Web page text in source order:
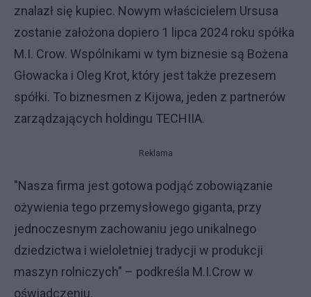
znalazł się kupiec. Nowym właścicielem Ursusa
zostanie założona dopiero 1 lipca 2024 roku spółka
M.I. Crow. Wspólnikami w tym biznesie są Bożena
Głowacka i Oleg Krot, który jest także prezesem
spółki. To biznesmen z Kijowa, jeden z partnerów
zarządzających holdingu TECHIIA.
Reklama
"Nasza firma jest gotowa podjąć zobowiązanie
ożywienia tego przemysłowego giganta, przy
jednoczesnym zachowaniu jego unikalnego
dziedzictwa i wieloletniej tradycji w produkcji
maszyn rolniczych" – podkreśla M.I.Crow w
oświadczeniu.